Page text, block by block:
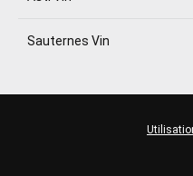
Sauternes Vin